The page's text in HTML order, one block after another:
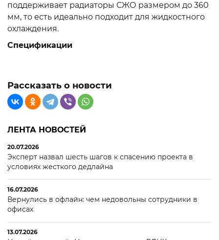
поддерживает радиаторы СЖО размером до 360
мм, то есть идеально подходит для жидкостного
охлаждения.
Спецификации
Рассказать о новости
ЛЕНТА НОВОСТЕЙ
20.07.2026
Эксперт назвал шесть шагов к спасению проекта в
условиях жесткого дедлайна
16.07.2026
Вернулись в офлайн: чем недовольны сотрудники в
офисах
13.07.2026